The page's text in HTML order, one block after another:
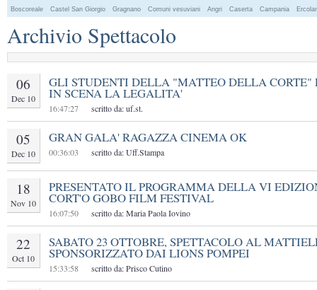
Boscoreale Castel San Giorgio Gragnano Comuni vesuviani Angri Caserta Campania
Archivio Spettacolo
06
Dec 10
GLI STUDENTI DELLA "MATTEO DELLA CORTE"
IN SCENA LA LEGALITA'
16:47:27 scritto da: uf.st.
05
Dec 10
GRAN GALA' RAGAZZA CINEMA OK
00:36:03 scritto da: Uff.Stampa
18
Nov 10
PRESENTATO IL PROGRAMMA DELLA VI
CORT'O GOBO FILM FESTIVAL
16:07:50 scritto da: Maria Paola Iovino
22
Oct 10
SABATO 23 OTTOBRE, SPETTACOLO AL
SPONSORIZZATO DAI LIONS POMPEI
15:33:58 scritto da: Prisco Cutino